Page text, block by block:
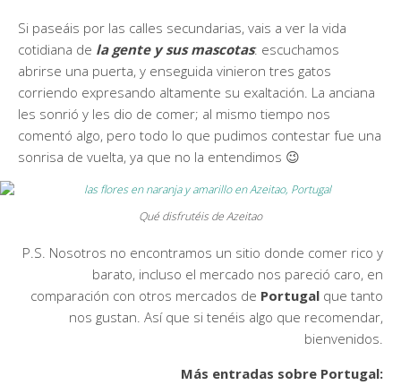
Si paseáis por las calles secundarias, vais a ver la vida
cotidiana de la gente y sus mascotas: escuchamos
abrirse una puerta, y enseguida vinieron tres gatos
corriendo expresando altamente su exaltación. La anciana
les sonrió y les dio de comer; al mismo tiempo nos
comentó algo, pero todo lo que pudimos contestar fue una
sonrisa de vuelta, ya que no la entendimos 😉
Qué disfrutéis de Azeitao
P.S. Nosotros no encontramos un sitio donde comer rico y
barato, incluso el mercado nos pareció caro, en
comparación con otros mercados de Portugal que tanto
nos gustan. Así que si tenéis algo que recomendar,
bienvenidos.
Más entradas sobre Portugal: